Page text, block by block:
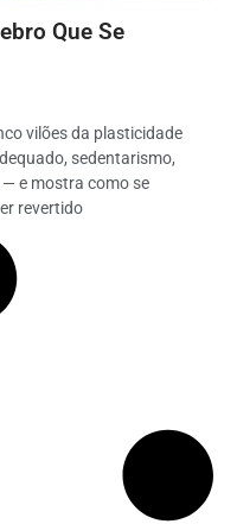
Que Se
vilões da plasticidade
sedentarismo,
e mostra como se
revertido